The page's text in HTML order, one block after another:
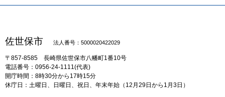
佐世保市 法人番号：5000020422029
〒857-8585 長崎県佐世保市八幡町1番10号
電話番号：0956-24-1111(代表)
開庁時間：8時30分から17時15分
休庁日：土曜日、日曜日、祝日、年末年始（12月29日から1月3日）